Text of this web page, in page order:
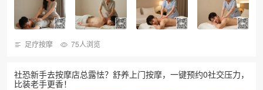
足疗按摩 75人浏览
社恐新手去按摩店总露怯？舒养上门按摩，一键预约0社交压力，
比装老手更香！